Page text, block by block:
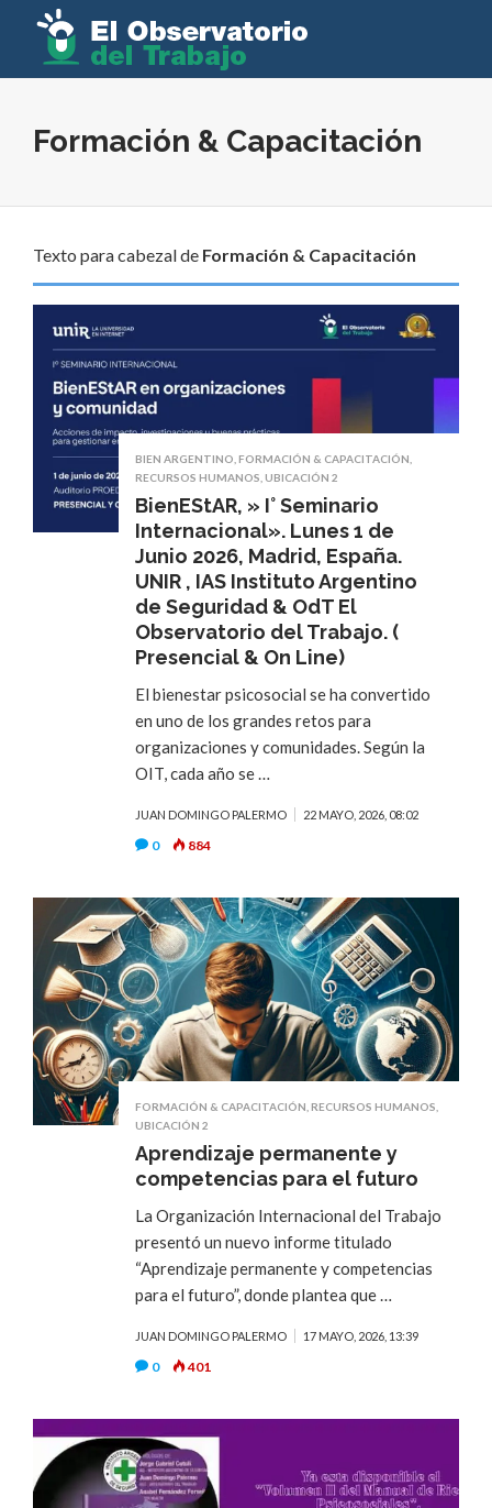
Formación & Capacitación
Texto para cabezal de Formación & Capacitación
BIEN ARGENTINO FORMACIÓN & CAPACITACIÓN
RECURSOS HUMANOS UBICACIÓN 2
BienEStAR, » I° Seminario
Internacional». Lunes 1 de
Junio 2026, Madrid, España.
UNIR , IAS Instituto Argentino
de Seguridad & OdT El
Observatorio del Trabajo. (
Presencial & On Line)
El bienestar psicosocial se ha convertido
en uno de los grandes retos para
organizaciones y comunidades. Según la
OIT, cada año se …
JUAN DOMINGO PALERMO 22 MAYO, 2026, 08:02
0 884
FORMACIÓN & CAPACITACIÓN RECURSOS HUMANOS
UBICACIÓN 2
Aprendizaje permanente y
competencias para el futuro
La Organización Internacional del Trabajo
presentó un nuevo informe titulado
“Aprendizaje permanente y competencias
para el futuro”, donde plantea que …
JUAN DOMINGO PALERMO 17 MAYO, 2026, 13:39
0 401